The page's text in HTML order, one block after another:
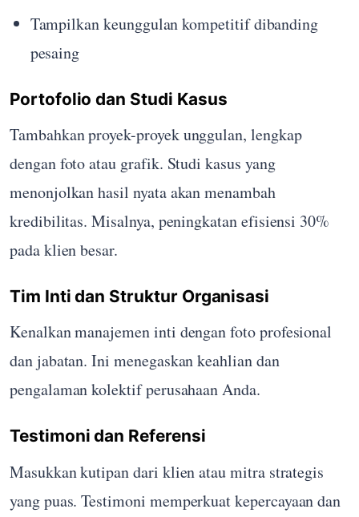
Tampilkan keunggulan kompetitif dibanding
pesaing
Portofolio dan Studi Kasus
Tambahkan proyek-proyek unggulan, lengkap
dengan foto atau grafik. Studi kasus yang
menonjolkan hasil nyata akan menambah
kredibilitas. Misalnya, peningkatan efisiensi 30%
pada klien besar.
Tim Inti dan Struktur Organisasi
Kenalkan manajemen inti dengan foto profesional
dan jabatan. Ini menegaskan keahlian dan
pengalaman kolektif perusahaan Anda.
Testimoni dan Referensi
Masukkan kutipan dari klien atau mitra strategis
yang puas. Testimoni memperkuat kepercayaan dan